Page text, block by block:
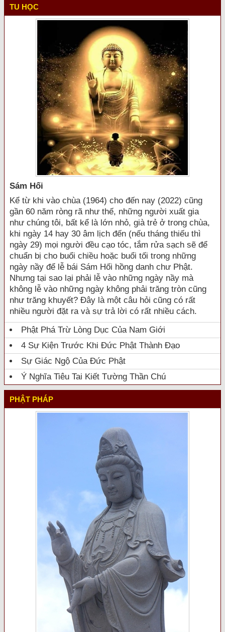
TU HỌC
Sám Hối
Kể từ khi vào chùa (1964) cho đến nay (2022) cũng
gần 60 năm ròng rã như thế, những người xuất gia
như chúng tôi, bất kể là lớn nhỏ, già trẻ ở trong chùa,
khi ngày 14 hay 30 âm lịch đến (nếu tháng thiếu thì
ngày 29) mọi người đều cạo tóc, tắm rửa sạch sẽ để
chuẩn bị cho buổi chiều hoặc buổi tối trong những
ngày nầy để lễ bái Sám Hối hồng danh chư Phật.
Nhưng tại sao lại phải lễ vào những ngày nầy mà
không lễ vào những ngày không phải trăng tròn cũng
như trăng khuyết? Đây là một câu hỏi cũng có rất
nhiều người đặt ra và sự trả lời có rất nhiều cách.
Phật Phá Trừ Lòng Dục Của Nam Giới
4 Sự Kiện Trước Khi Đức Phật Thành Đạo
Sự Giác Ngộ Của Đức Phật
Ý Nghĩa Tiêu Tai Kiết Tường Thần Chú
PHẬT PHÁP